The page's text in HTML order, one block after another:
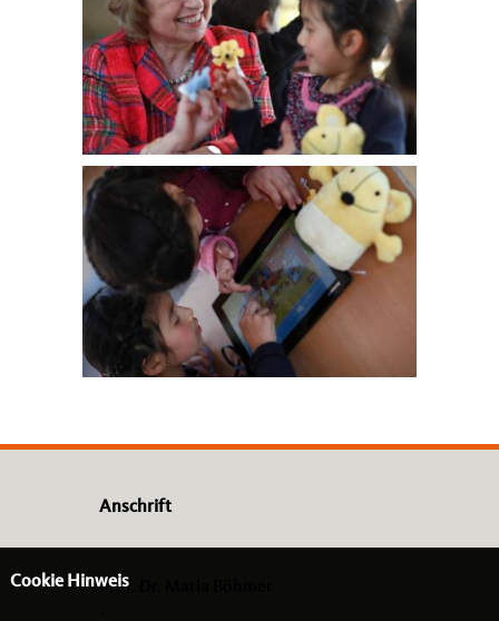
Anschrift
Prof. Dr. Maria Böhmer
Cookie Hinweis